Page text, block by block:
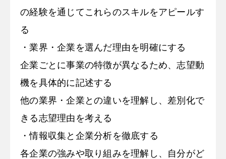
の経験を通じてこれらのスキルをアピールす
る
・業界・企業を選んだ理由を明確にする
企業ごとに事業の特徴が異なるため、志望動
機を具体的に記述する
他の業界・企業との違いを理解し、差別化で
きる志望理由を考える
・情報収集と企業分析を徹底する
各企業の強みや取り組みを理解し、自分がど